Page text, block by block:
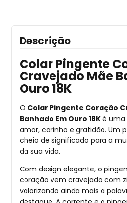
Descrição
Colar Pingente
Cravejado Mãe
Ouro 18K
O Colar Pingente Coração
Banhado Em Ouro 18K é uma
amor, carinho e gratidão. Um
cheio de significado para a
da sua vida.
Com design elegante, o
coração vem cravejado com
valorizando ainda mais a